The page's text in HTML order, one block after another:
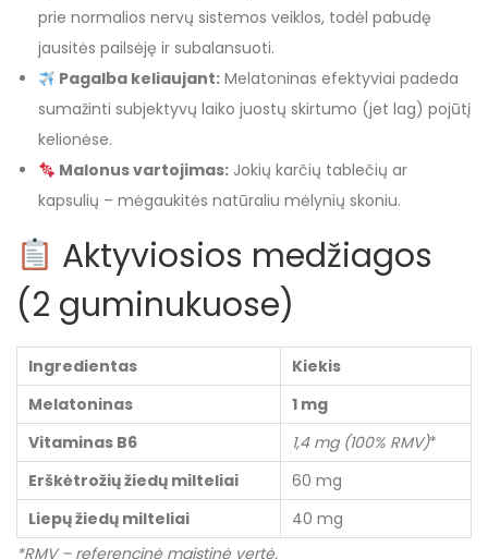
prie normalios nervų sistemos veiklos, todėl pabudę
jausitės pailsėję ir subalansuoti.
Pagalba keliaujant:Melatoninas efektyviai padeda
sumažinti subjektyvų laiko juostų skirtumo (jet lag) pojūtį
kelionėse.
Malonus vartojimas:Jokių karčių tablečių ar
kapsulių – mėgaukitės natūraliu mėlynių skoniu.
Aktyviosios medžiagos
(2 guminukuose)
Ingredientas
Kiekis
Melatoninas
1 mg
Vitaminas B6
1,4 mg (100% RMV)*
Erškėtrožių žiedų milteliai
60 mg
Liepų žiedų milteliai
40 mg
*RMV – referencinė maistinė vertė.